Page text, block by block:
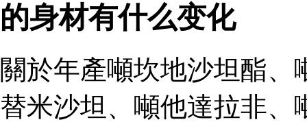
的身材有什么变化
關於年產噸坎地沙坦酯
替米沙坦、噸他達拉非